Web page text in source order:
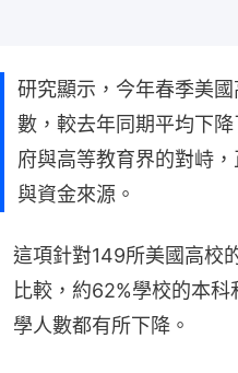
研究顯示，今年春季美
數，較去年同期平均下
府與高等教育界的對峙
與資金來源。
這項針對149所美國高校
比較，約62%學校的本
學人數都有所下降。